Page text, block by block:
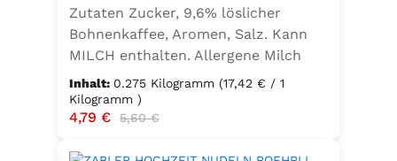
Zutaten Zucker, 9,6% löslicher
Bohnenkaffee, Aromen, Salz. Kann
MILCH enthalten. Allergene Milch
und daraus gewonnene Erzeugnisse
Inhalt: 0.275 Kilogramm (17,42 € / 1
Kilogramm )
Verkaufspreis:
4,79 € Regulärer Preis:
5,60 €